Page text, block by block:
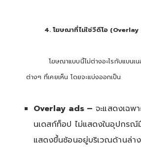
4. โฆษณาที่ไม่ใช่วีดีโอ (Overlay
โฆษณาแบบนี้ไม่ต่างอะไรกับแบนเ
ต่างๆ ที่เคยเห็น โดยจะแบ่งออกเป็น
Overlay ads – จะแสดงเฉพ
นเดสก์ท็อป ไม่แสดงในอุปกรณ์
แสดงขึ้นซ้อนอยู่บริเวณด้านล่า